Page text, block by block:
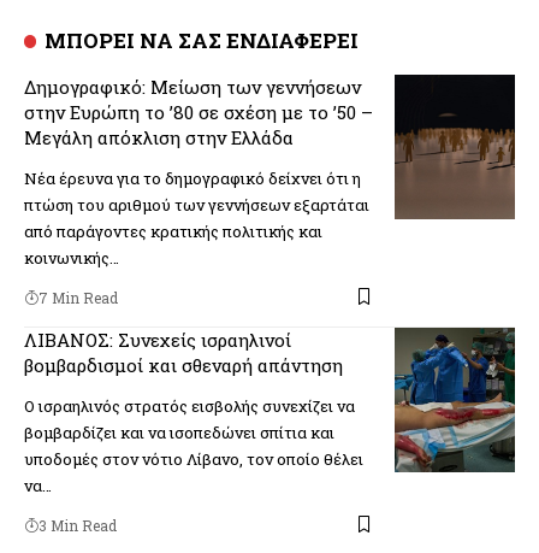
ΜΠΟΡΕΙ ΝΑ ΣΑΣ ΕΝΔΙΑΦΕΡΕΙ
Δημογραφικό: Μείωση των γεννήσεων
στην Ευρώπη το ’80 σε σχέση με το ’50 –
Μεγάλη απόκλιση στην Ελλάδα
Νέα έρευνα για το δημογραφικό δείχνει ότι η
πτώση του αριθμού των γεννήσεων εξαρτάται
από παράγοντες κρατικής πολιτικής και
κοινωνικής…
7 Min Read
ΛΙΒΑΝΟΣ: Συνεχείς ισραηλινοί
βομβαρδισμοί και σθεναρή απάντηση
Ο ισραηλινός στρατός εισβολής συνεχίζει να
βομβαρδίζει και να ισοπεδώνει σπίτια και
υποδομές στον νότιο Λίβανο, τον οποίο θέλει
να…
3 Min Read